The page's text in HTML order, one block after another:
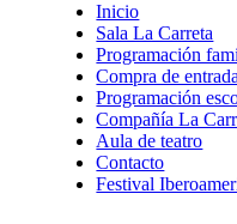
Inicio
Sala La Carreta
Programación
Compra de
Programación
Compañía La
Aula de teatro
Contacto
Festival